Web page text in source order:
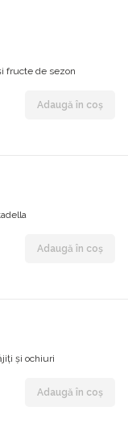
fructe de sezon
Adaugă în coș
Adaugă în coș
și ochiuri
Adaugă în coș